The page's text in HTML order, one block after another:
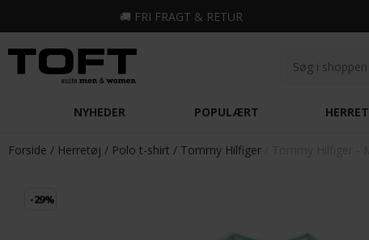
🚚 FRI FRAGT & RETUR
NYHEDER POPULÆRT
Forside Herretøj Polo t-shirt Tommy Hilfiger
-29%